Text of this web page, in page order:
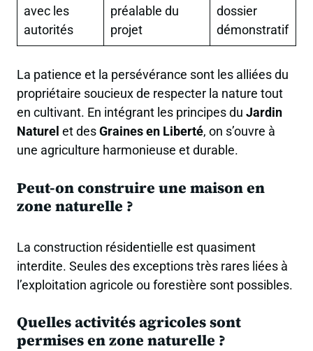
avec les
autorités
préalable du
projet
dossier
démonstratif
La patience et la persévérance sont les alliées du
propriétaire soucieux de respecter la nature tout
en cultivant. En intégrant les principes du Jardin
Naturel et desGraines en Liberté, on s’ouvre à
une agriculture harmonieuse et durable.
Peut-on construire une maison en
zone naturelle ?
La construction résidentielle est quasiment
interdite. Seules des exceptions très rares liées à
l’exploitation agricole ou forestière sont possibles.
Quelles activités agricoles sont
permises en zone naturelle ?